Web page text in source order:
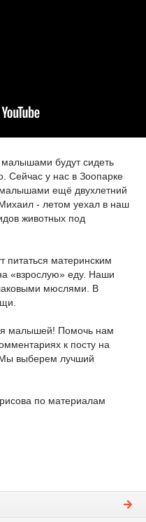
будут сидеть
Сейчас у нас в Зоопарке
ещё двухлетний
- летом уехал в наш
животных под
материнским
«взрослую» еду. Наши
мюслями. В
малышей! Помочь нам
к посту на
Мы выберем лучший
по материалам